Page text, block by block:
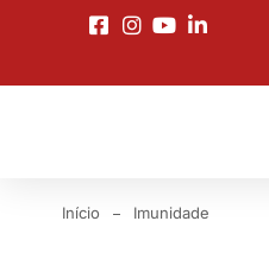
Início Imunidade